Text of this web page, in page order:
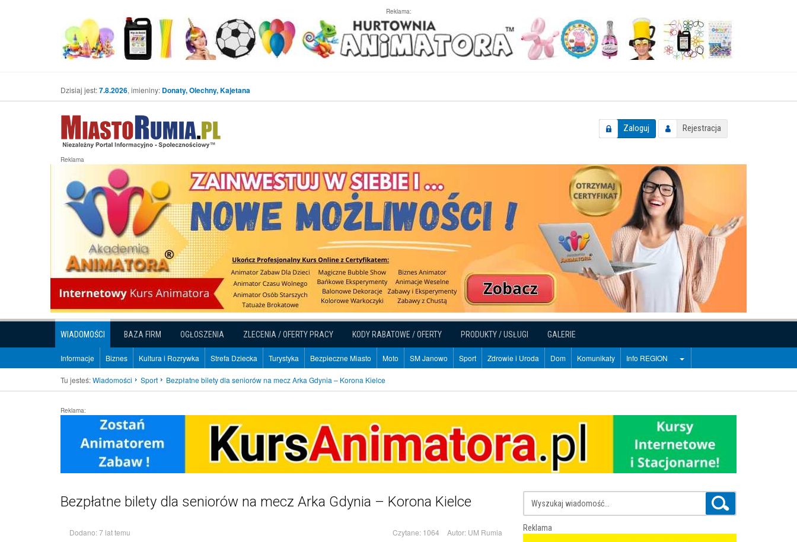
Reklama:
Dzisiaj jest:7.8.2026, imieniny: Donaty, Olechny, Kajetana
Zaloguj Rejestracja
Reklama
WIADOMOŚCI BAZA FIRM OGŁOSZENIA ZLECENIA / OFERTY PRACY KODY RABATOWE / OFERTY PRODUKTY / USŁUGI GALERIE
Informacje Biznes Kultura i Rozrywka Strefa Dziecka Turystyka Bezpieczne Miasto Moto SM Janowo Sport Zdrowie i Uroda Dom Komunikaty Info REGION
Tu jesteś:Wiadomości Sport Bezpłatne bilety dla seniorów na mecz Arka Gdynia – Korona Kielce
Reklama:
Bezpłatne bilety dla seniorów na mecz Arka Gdynia – Korona Kielce
Dodano: 7 lat temu Czytane: 1064 Autor: UM Rumia Reklama